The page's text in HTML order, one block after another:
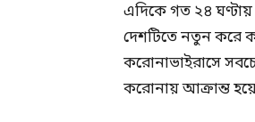
এদিকে গত ২৪ ঘণ্টায়
দেশটিতে নতুন করে
করোনাভাইরাসে
করোনায় আক্রান্ত